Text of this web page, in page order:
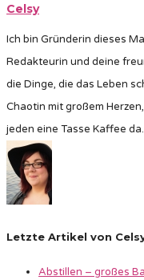
Celsy
Ich bin Gründerin dieses
Redakteurin und deine
die Dinge, die das Leben
Chaotin mit großem
jeden eine Tasse Kaffee da.
Letzte Artikel von
Abstillen – großes